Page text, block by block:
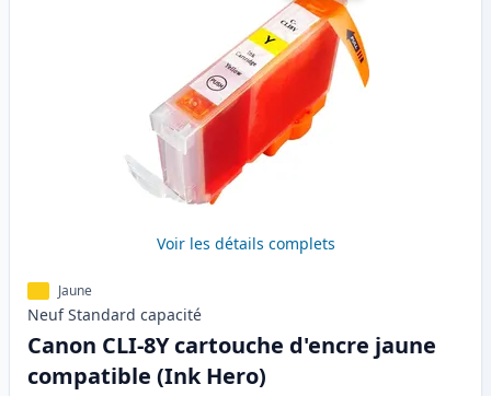
Voir les détails complets
Jaune
Neuf Standard capacité
Canon CLI-8Y cartouche d'encre jaune
compatible (Ink Hero)